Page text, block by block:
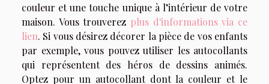
couleur et une touche unique à l’intérieur de votre
maison. Vous trouverez plus d'informations via ce
lien. Si vous désirez décorer la pièce de vos enfants
par exemple, vous pouvez utiliser les autocollants
qui représentent des héros de dessins animés.
Optez pour un autocollant dont la couleur et le